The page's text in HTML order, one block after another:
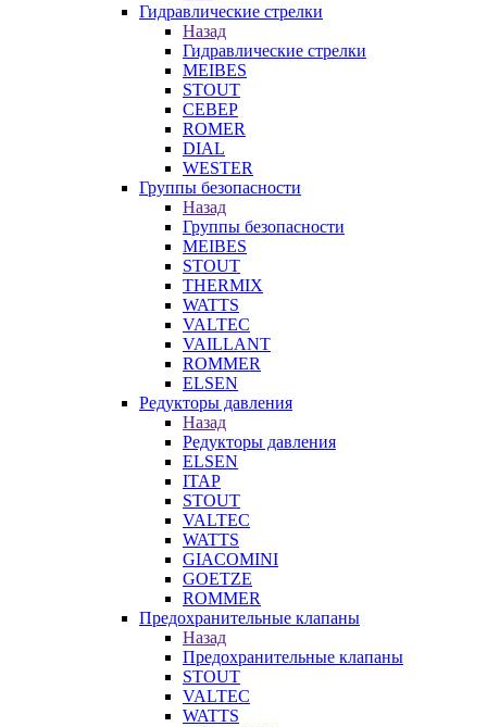
Гидравлические стрелки
Назад
Гидравлические стрелки
MEIBES
STOUT
СЕВЕР
ROMER
DIAL
WESTER
Группы безопасности
Назад
Группы безопасности
MEIBES
STOUT
THERMIX
WATTS
VALTEC
VAILLANT
ROMMER
ELSEN
Редукторы давления
Назад
Редукторы давления
ELSEN
ITAP
STOUT
VALTEC
WATTS
GIACOMINI
GOETZE
ROMMER
Предохранительные клапаны
Назад
Предохранительные клапаны
STOUT
VALTEC
WATTS